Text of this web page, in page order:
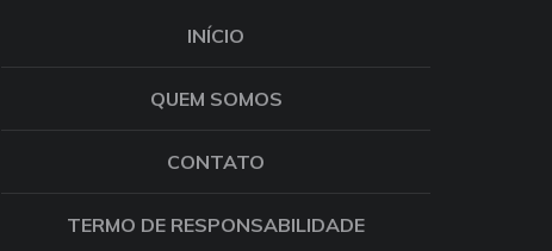
INÍCIO
QUEM SOMOS
CONTATO
TERMO DE RESPONSABILIDADE